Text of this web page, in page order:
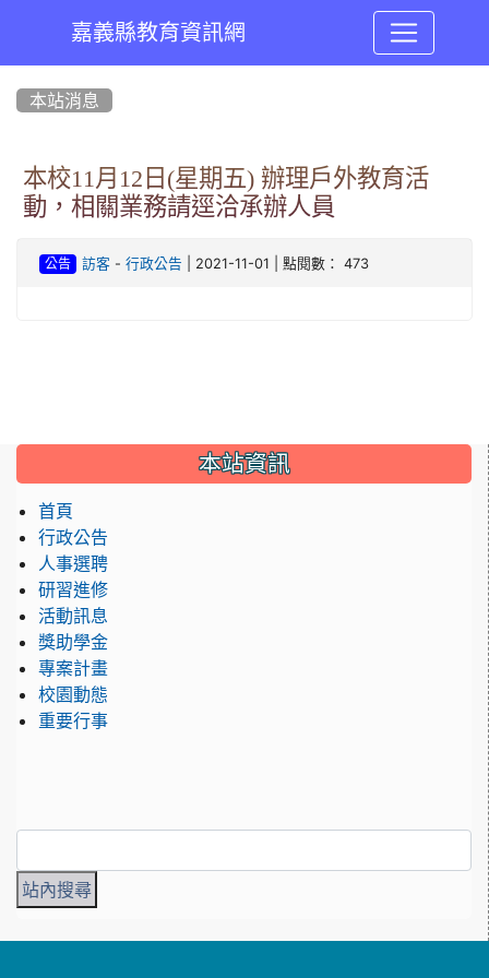
嘉義縣教育資訊網
本站消息
本校11月12日(星期五) 辦理戶外教育活
動，相關業務請逕洽承辦人員
公告 訪客- 行政公告 | 2021-11-01 | 點閱數： 473
::: 本站資訊
首頁
行政公告
人事選聘
研習進修
活動訊息
獎助學金
專案計畫
校園動態
重要行事